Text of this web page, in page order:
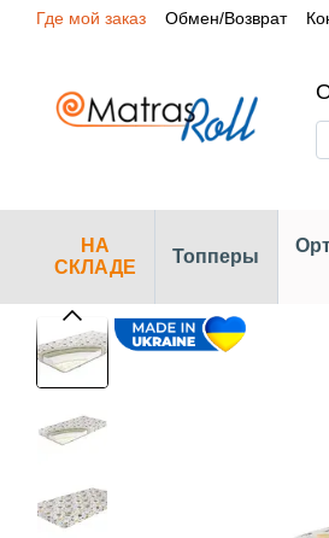
Перейти к основному контенту
Где мой заказ Обмен/Возврат
НА
СКЛАДЕ
Топперы